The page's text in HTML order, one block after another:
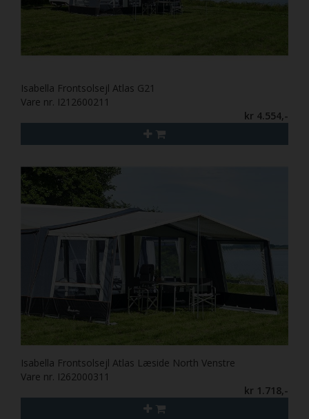
Isabella Frontsolsejl Atlas G21
Vare nr. I212600211
kr 4.554,-
Isabella Frontsolsejl Atlas Læside North Venstre
Vare nr. I262000311
kr 1.718,-